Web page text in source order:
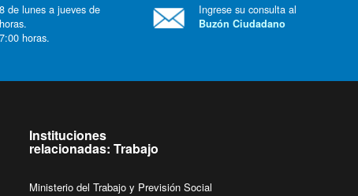
de lunes a jueves de
horas.
Ingrese su consulta al
Buzón Ciudadano
Instituciones
relacionadas: Trabajo
Ministerio del Trabajo y Previsión Social